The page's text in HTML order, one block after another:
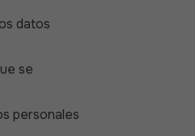
datos
se
personales